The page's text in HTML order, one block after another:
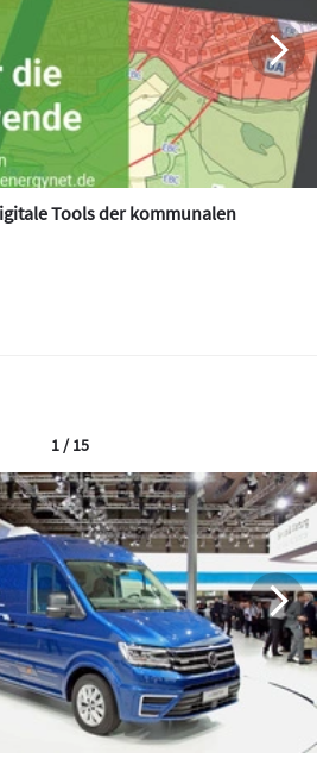
Tools der kommunalen
1 / 15